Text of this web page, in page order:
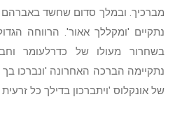
מברכיך. ובמלך סדום שחשד
נתקיים 'ומקללך אאור'. הרווחה
בשחרור מעולו של כדרלעומר
נתקיימה הברכה האחרונה 'ונברכו
של אונקלוס 'ויתברכון בדילך כל